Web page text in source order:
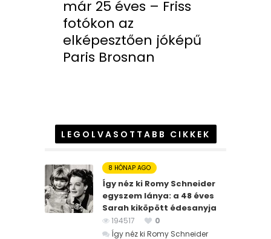
már 25 éves – Friss
fotókon az
elképesztően jóképű
Paris Brosnan
LEGOLVASOTTABB CIKKEK
8 HÓNAP AGO
Így néz ki Romy Schneider
egyszem lánya: a 48 éves
Sarah kiköpött édesanyja
194517
0
Így néz ki Romy Schneider